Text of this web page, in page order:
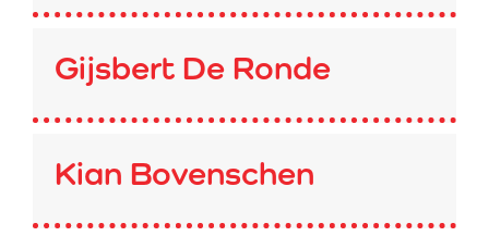
Gijsbert De Ronde
Kian Bovenschen